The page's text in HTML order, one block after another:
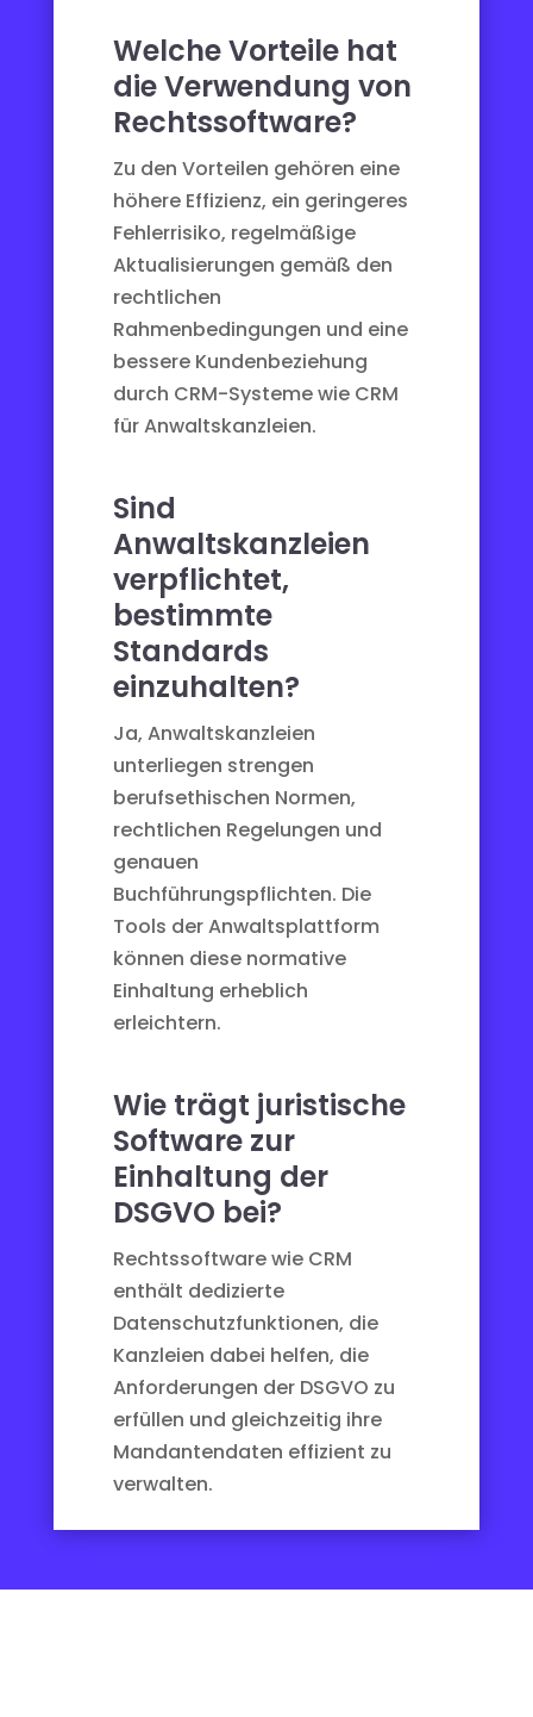
Welche Vorteile hat
die Verwendung von
Rechtssoftware?
Zu den Vorteilen gehören eine
höhere Effizienz, ein geringeres
Fehlerrisiko, regelmäßige
Aktualisierungen gemäß den
rechtlichen
Rahmenbedingungen und eine
bessere Kundenbeziehung
durch CRM-Systemewie CRM
für Anwaltskanzleien.
Sind
Anwaltskanzleien
verpflichtet,
bestimmte
Standards
einzuhalten?
Ja, Anwaltskanzleien
unterliegen strengen
berufsethischen Normen,
rechtlichen Regelungen und
genauen
Buchführungspflichten. Die
Tools derAnwaltsplattform
können diese normative
Einhaltung erheblich
erleichtern.
Wie trägt juristische
Software zur
Einhaltung der
DSGVO bei?
Rechtssoftware wie CRM
enthält dedizierte
Datenschutzfunktionen, die
Kanzleien dabei helfen, die
Anforderungen der DSGVO zu
erfüllen und gleichzeitig ihre
Mandantendaten effizient zu
verwalten.